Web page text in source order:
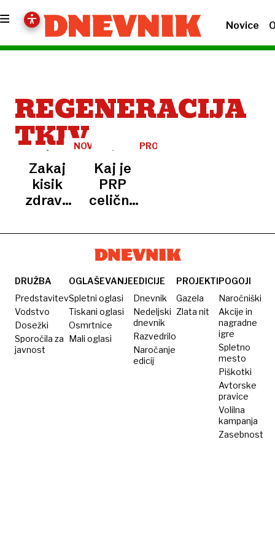
Novice
REGENERACIJA
TKIVNOVOST
CELJU
Zakaj
kisik
zdravi:
ki
in
obnovo
telesa
PROMO
Kaj je
PRP
celična
DRUŽBA
Predstavitev
Vodstvo
Dosežki
Sporočila za
javnost
OGLAŠEVANJE
Spletni oglasi
Tiskani oglasi
Osmrtnice
Mali oglasi
EDICIJE
Dnevnik
Nedeljski
dnevnik
Razvedrilo
Naročanje
edicij
PROJEKTI
Gazela
Zlata nit
POGOJI
Naročniški
Akcije in
nagradne
igre
Spletno
mesto
Piškotki
Avtorske
pravice
Volilna
kampanja
Zasebnost